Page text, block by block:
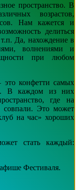
пространство. В
возрастов,
Нам кажется и
делиться
Да, нахождение в
волнениями и
при любом
это конфетти самых
В каждом из них
где на
Это может
на час» хороших
стать каждый:
Фестиваля.